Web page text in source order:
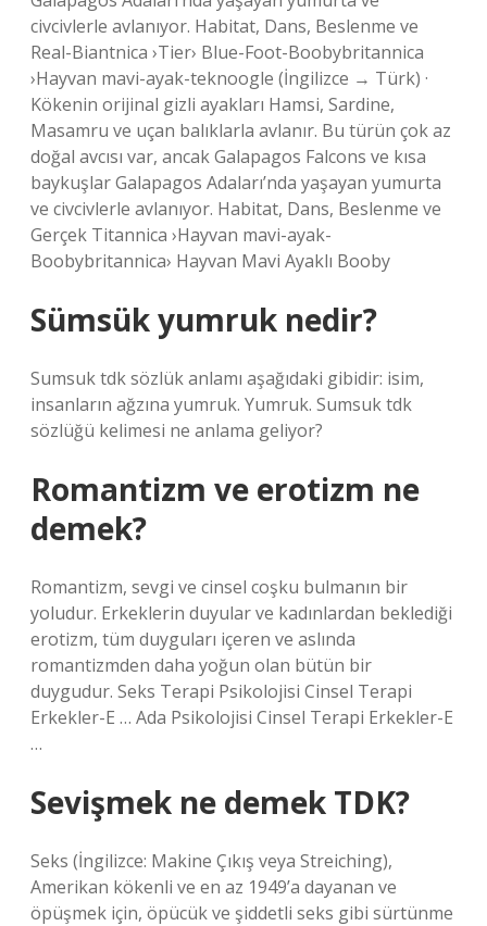
civcivlerle avlanıyor. Habitat, Dans, Beslenme ve
Real-Biantnica ›Tier› Blue-Foot-Boobybritannica
›Hayvan mavi-ayak-teknoogle (İngilizce → Türk) ·
Kökenin orijinal gizli ayakları Hamsi, Sardine,
Masamru ve uçan balıklarla avlanır. Bu türün çok az
doğal avcısı var, ancak Galapagos Falcons ve kısa
baykuşlar Galapagos Adaları’nda yaşayan yumurta
ve civcivlerle avlanıyor. Habitat, Dans, Beslenme ve
Gerçek Titannica ›Hayvan mavi-ayak-
Boobybritannica› Hayvan Mavi Ayaklı Booby
Sümsük yumruk nedir?
Sumsuk tdk sözlük anlamı aşağıdaki gibidir: isim,
insanların ağzına yumruk. Yumruk. Sumsuk tdk
sözlüğü kelimesi ne anlama geliyor?
Romantizm ve erotizm ne
demek?
Romantizm, sevgi ve cinsel coşku bulmanın bir
yoludur. Erkeklerin duyular ve kadınlardan beklediği
erotizm, tüm duyguları içeren ve aslında
romantizmden daha yoğun olan bütün bir
duygudur. Seks Terapi Psikolojisi Cinsel Terapi
Erkekler-E … Ada Psikolojisi Cinsel Terapi Erkekler-E
…
Sevişmek ne demek TDK?
Seks (İngilizce: Makine Çıkış veya Streiching),
Amerikan kökenli ve en az 1949’a dayanan ve
öpüşmek için, öpücük ve şiddetli seks gibi sürtünme